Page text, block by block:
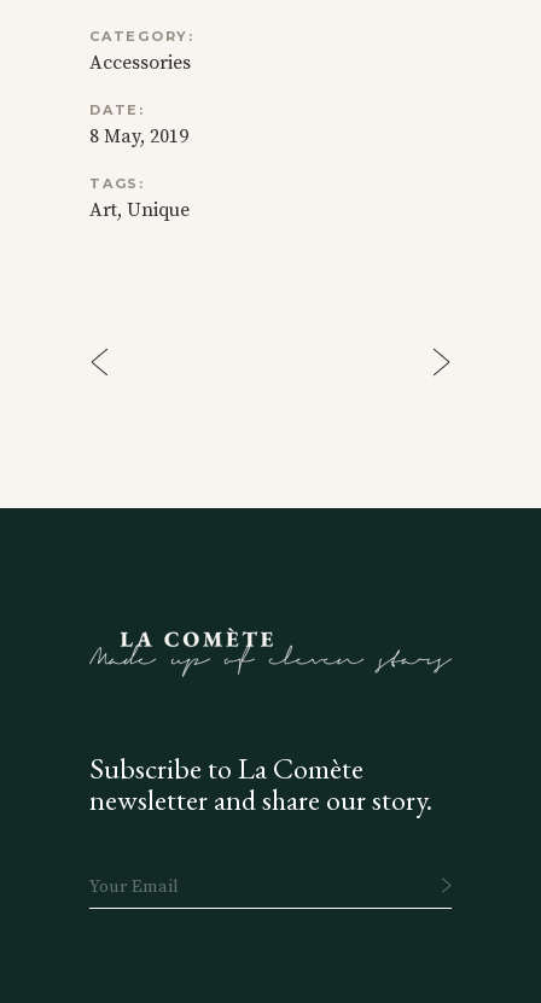
CATEGORY:
Accessories
DATE:
8 May, 2019
TAGS:
Art Unique
Subscribe to La Comète
newsletter and share our story.